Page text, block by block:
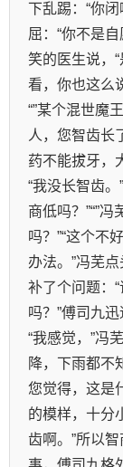
下乱踢：“你
屈：“你不是
笑的医生说，
看，你也这么
“”某个混世魔
人，您智齿长
药不能拔牙，
“我没长智齿
商低吗？”“”
吗？”“这个不
办法。”冯芜
补了个问题：
吗？”傅司九
“我感觉，”冯
降，下雨都不
您觉得，这是
的模样，十分
齿啊。”所以